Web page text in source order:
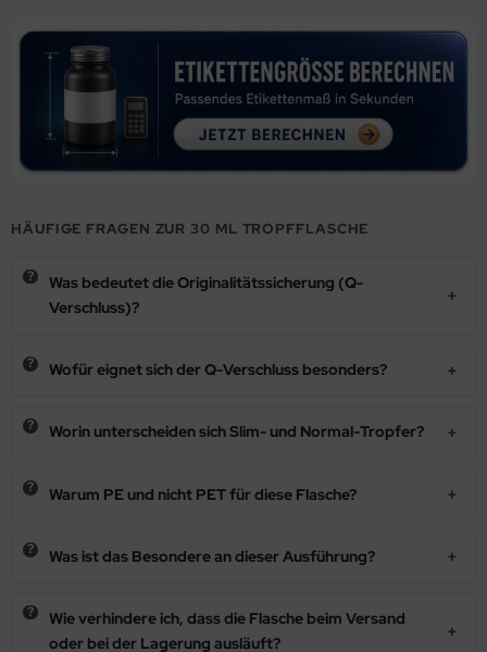
HÄUFIGE FRAGEN ZUR 30 ML TROPFFLASCHE
Was bedeutet die Originalitätssicherung (Q-
Verschluss)?
Wofür eignet sich der Q-Verschluss besonders?
Worin unterscheiden sich Slim- und Normal-Tropfer?
Warum PE und nicht PET für diese Flasche?
Was ist das Besondere an dieser Ausführung?
Wie verhindere ich, dass die Flasche beim Versand
oder bei der Lagerung ausläuft?